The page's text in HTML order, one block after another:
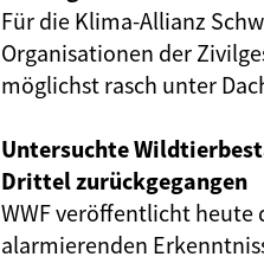
Für die Klima-Allianz
Organisationen der
möglichst rasch unter
Untersuchte
Drittel zurückgegangen
WWF veröffentlicht heute
alarmierenden